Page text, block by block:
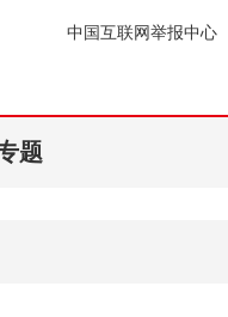
中国互联网举报中心
题